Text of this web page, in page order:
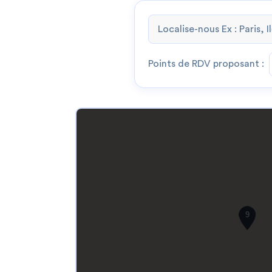
Points de RDV proposant :
9